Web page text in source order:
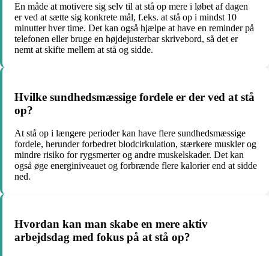
En måde at motivere sig selv til at stå op mere i løbet af dagen
er ved at sætte sig konkrete mål, f.eks. at stå op i mindst 10
minutter hver time. Det kan også hjælpe at have en reminder på
telefonen eller bruge en højdejusterbar skrivebord, så det er
nemt at skifte mellem at stå og sidde.
Hvilke sundhedsmæssige fordele er der ved at stå
op?
At stå op i længere perioder kan have flere sundhedsmæssige
fordele, herunder forbedret blodcirkulation, stærkere muskler og
mindre risiko for rygsmerter og andre muskelskader. Det kan
også øge energiniveauet og forbrænde flere kalorier end at sidde
ned.
Hvordan kan man skabe en mere aktiv
arbejdsdag med fokus på at stå op?